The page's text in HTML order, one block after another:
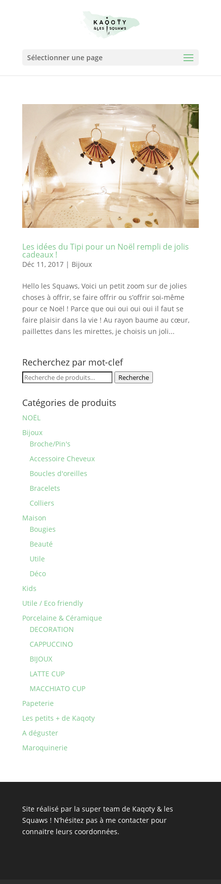
Sélectionner une page
Les idées du Tipi pour un Noël rempli de jolis
cadeaux !
Déc 11, 2017| Bijoux
Hello les Squaws, Voici un petit zoom sur de jolies
choses à offrir, se faire offrir ou s’offrir soi-même
pour ce Noël ! Parce que oui oui oui oui il faut se
faire plaisir dans la vie ! Au rayon baume au cœur,
paillettes dans les mirettes, je choisis un joli...
Recherchez par mot-clef
Recherche
Recherche
Catégories de produits
NOËL
Bijoux
Broche/Pin's
Accessoire Cheveux
Boucles d'oreilles
Bracelets
Colliers
Maison
Bougies
Beauté
Utile
Déco
Kids
Utile / Eco friendly
Porcelaine & Céramique
DECORATION
CAPPUCCINO
BIJOUX
LATTE CUP
MACCHIATO CUP
Papeterie
Les petits + de Kaqoty
A déguster
Maroquinerie
Site réalisé par la super team de Kaqoty & les
Squaws ! N’hésitez pas à me contacterpour
connaitre leurs coordonnées.